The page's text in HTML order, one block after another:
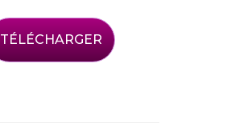
TÉLÉCHARGER